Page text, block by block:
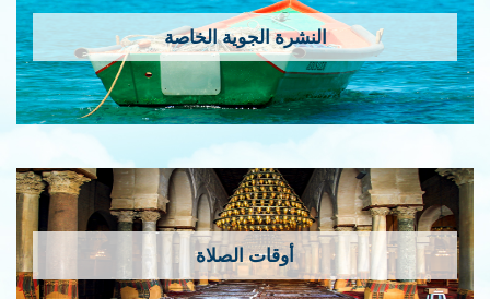
النشرة الجوية الخاصة
أوقات الصلاة